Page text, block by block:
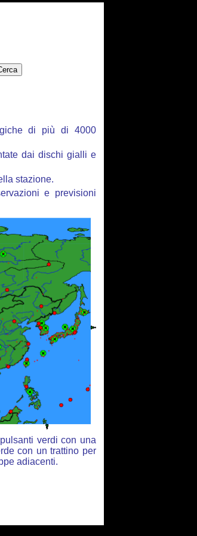
di più di 4000
dai dischi gialli e
stazione.
e previsioni
verdi con una
con un trattino per
adiacenti.